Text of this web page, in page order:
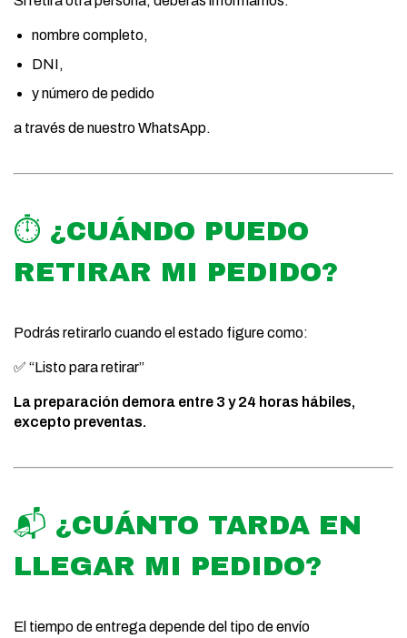
nombre completo,
DNI,
y número de pedido
a través de nuestro WhatsApp.
⏱️ ¿CUÁNDO PUEDO
RETIRAR MI PEDIDO?
Podrás retirarlo cuando el estado figure como:
✅ “Listo para retirar”
La preparación demora entre 3 y 24 horas hábiles,
excepto preventas.
📬 ¿CUÁNTO TARDA EN
LLEGAR MI PEDIDO?
El tiempo de entrega depende del tipo de envío